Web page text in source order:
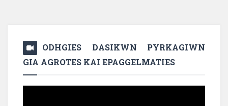
ODHGIES DASIKWN PYRKAGIWN
GIA AGROTES KAI EPAGGELMATIES